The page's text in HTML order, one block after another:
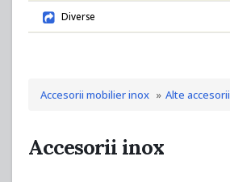
Diverse
Accesorii mobilier inox Alte accesorii
Accesorii inox